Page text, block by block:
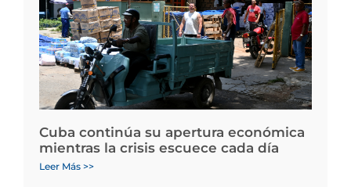
Cuba continúa su apertura económica
mientras la crisis escuece cada día
Leer Más >>